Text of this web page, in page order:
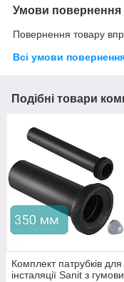
Умови повернення
Повернення товару
Всі умови
Подібні товари
Комплект патрубків для
інсталяції Sanit з